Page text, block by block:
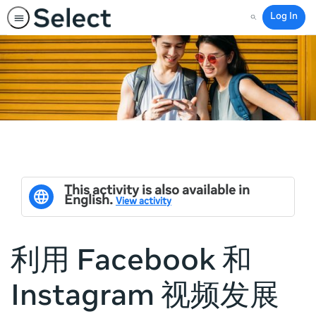
Search
Log In
This activity is also available in
English. View activity
利用 Facebook 和
Instagram 视频发展